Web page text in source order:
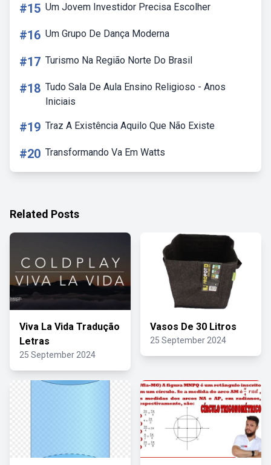
#15 Um Jovem Investidor Precisa Escolher
#16 Um Grupo De Dança Moderna
#17 Turismo Na Região Norte Do Brasil
#18 Tudo Sala De Aula Ensino Religioso - Anos
Iniciais
#19 Traz A Existência Aquilo Que Não Existe
#20 Transformando Va Em Watts
Related Posts
Viva La Vida Tradução
Letras
25 September 2024
Vasos De 30 Litros
25 September 2024